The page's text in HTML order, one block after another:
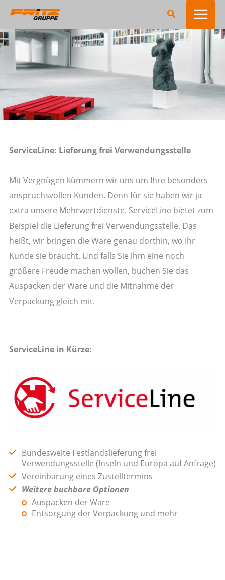
Zum
springen
Suchen
ServiceLine: Lieferung frei Verwendungsstelle
Mit Vergnügen kümmern wir uns um Ihre besonders
anspruchsvollen Kunden. Denn für sie haben wir ja
extra unsere Mehrwertdienste. ServiceLine bietet zum
Beispiel die Lieferung frei Verwendungsstelle. Das
heißt, wir bringen die Ware genau dorthin, wo Ihr
Kunde sie braucht. Und falls Sie ihm eine noch
größere Freude machen wollen, buchen Sie das
Auspacken der Ware und die Mitnahme der
Verpackung gleich mit.
ServiceLine in Kürze:
Bundesweite Festlandslieferung frei
Verwendungsstelle (Inseln und Europa auf Anfrage)
Vereinbarung eines Zustelltermins
Weitere buchbare Optionen
Auspacken der Ware
Entsorgung der Verpackung und mehr